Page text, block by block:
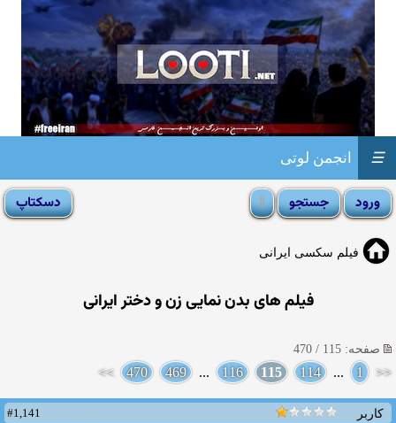
انجمن لوتی ☰
فیلم سکسی ایرانی
فیلم های بدن نمایی زن و دختر ایرانی
صفحه: 115 / 470
<<
1
...
114
115
116
...
469
470
>>
کاربر
#1,141